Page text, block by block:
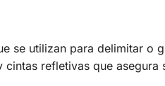
se utilizan para delimitar o
refletivas que